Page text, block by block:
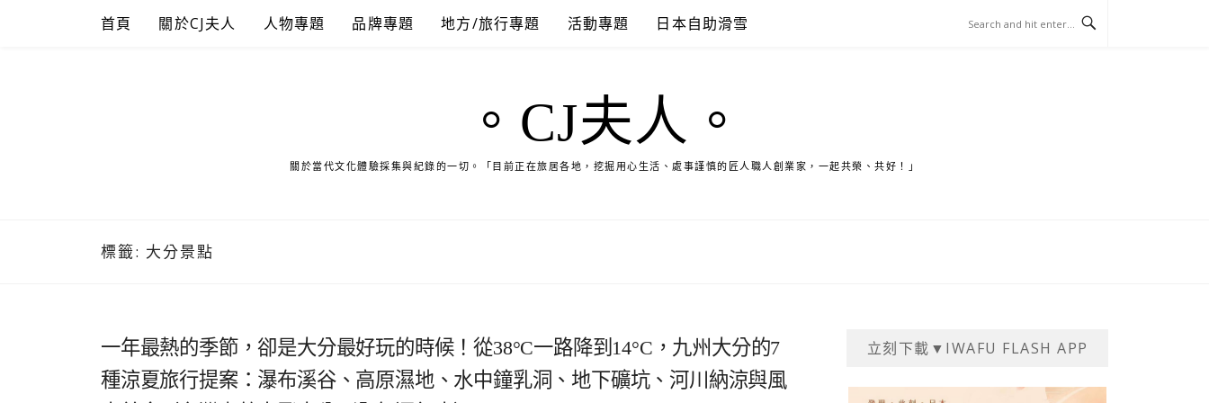
首頁 關於CJ夫人 人物專題 品牌專題 地方/旅行專題 活動專題 日本自助滑雪
。CJ夫人。
關於當代文化體驗採集與紀錄的一切。「目前正在旅居各地，挖掘用心生活、處事謹慎的匠人職人創業家，一起共榮、共好！」
標籤: 大分景點
一年最熱的季節，卻是大分最好玩的時候！從38°C一路降到14°C，九州大分的7
種涼夏旅行提案：瀑布溪谷、高原濕地、水中鐘乳洞、地下礦坑、河川納涼與風
立刻下載▼IWAFU FLASH APP